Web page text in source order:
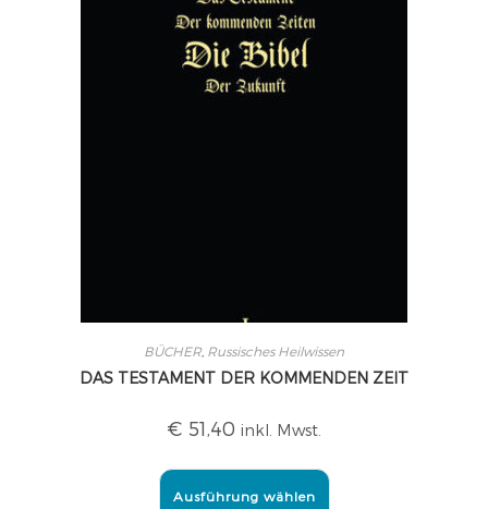
BÜCHER, Russisches Heilwissen
DAS TESTAMENT DER KOMMENDEN ZEIT
€ 51,40 inkl. Mwst.
Ausführung wählen